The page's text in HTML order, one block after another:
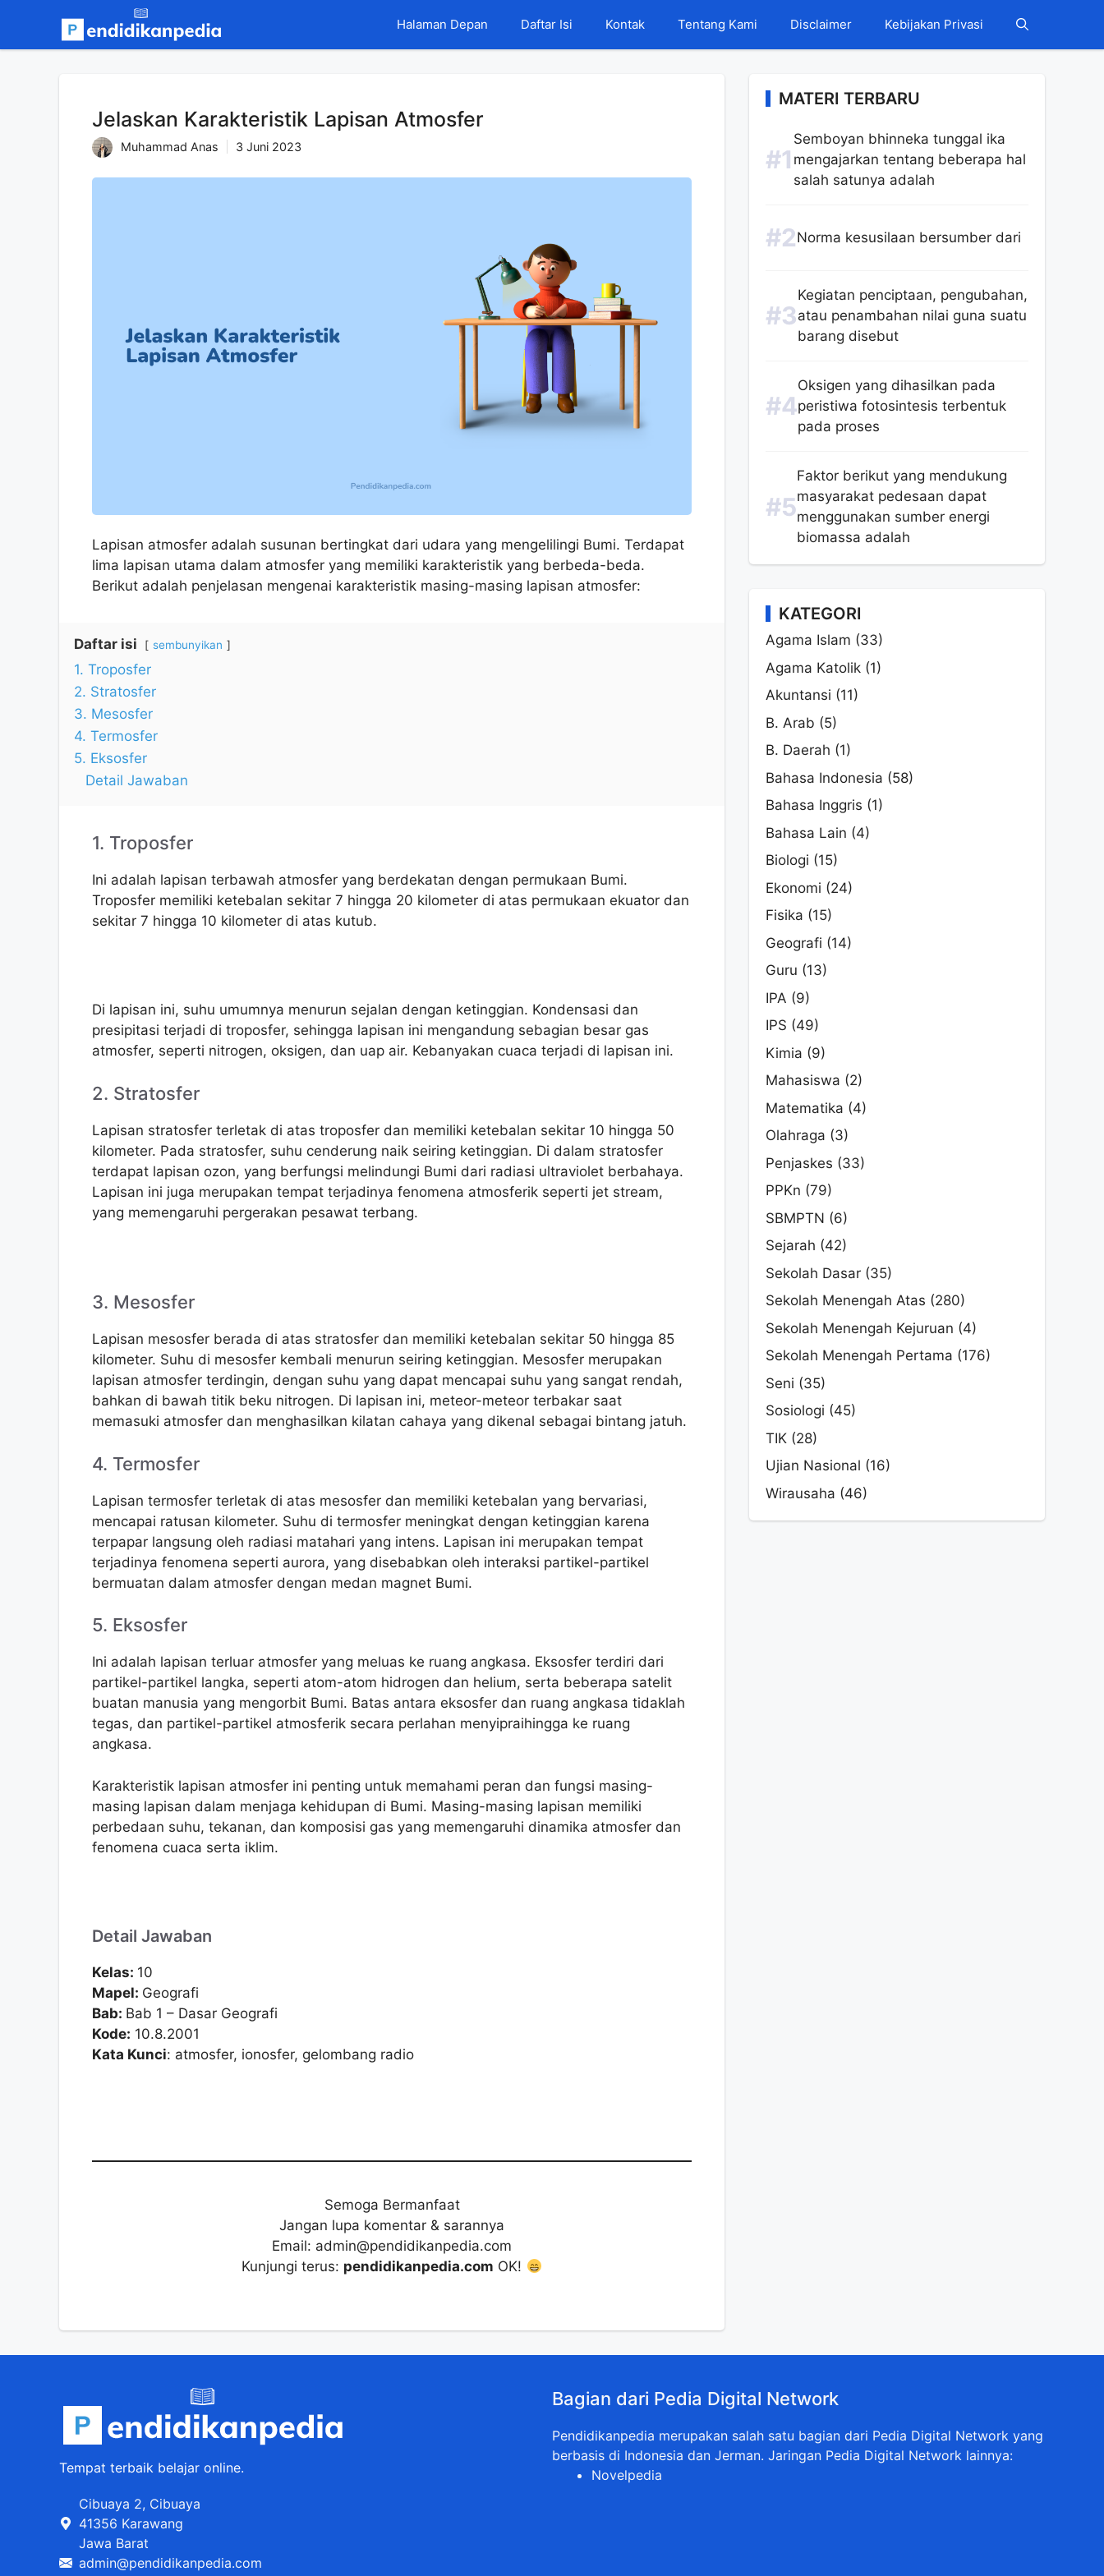
isi
Halaman Depan Daftar Isi Kontak Tentang Kami Disclaimer Kebijakan Privasi
Jelaskan Karakteristik Lapisan Atmosfer
Muhammad Anas 3 Juni 2023
Lapisan atmosfer adalah susunan bertingkat dari udara yang mengelilingi Bumi. Terdapat
lima lapisan utama dalam atmosfer yang memiliki karakteristik yang berbeda-beda.
Berikut adalah penjelasan mengenai karakteristik masing-masing lapisan atmosfer:
Daftar isi sembunyikan
1. Troposfer
2. Stratosfer
3. Mesosfer
4. Termosfer
5. Eksosfer
Detail Jawaban
1. Troposfer
Ini adalah lapisan terbawah atmosfer yang berdekatan dengan permukaan Bumi.
Troposfer memiliki ketebalan sekitar 7 hingga 20 kilometer di atas permukaan ekuator dan
sekitar 7 hingga 10 kilometer di atas kutub.
Di lapisan ini, suhu umumnya menurun sejalan dengan ketinggian. Kondensasi dan
presipitasi terjadi di troposfer, sehingga lapisan ini mengandung sebagian besar gas
atmosfer, seperti nitrogen, oksigen, dan uap air. Kebanyakan cuaca terjadi di lapisan ini.
2. Stratosfer
Lapisan stratosfer terletak di atas troposfer dan memiliki ketebalan sekitar 10 hingga 50
kilometer. Pada stratosfer, suhu cenderung naik seiring ketinggian. Di dalam stratosfer
terdapat lapisan ozon, yang berfungsi melindungi Bumi dari radiasi ultraviolet berbahaya.
Lapisan ini juga merupakan tempat terjadinya fenomena atmosferik seperti jet stream,
yang memengaruhi pergerakan pesawat terbang.
3. Mesosfer
Lapisan mesosfer berada di atas stratosfer dan memiliki ketebalan sekitar 50 hingga 85
kilometer. Suhu di mesosfer kembali menurun seiring ketinggian. Mesosfer merupakan
lapisan atmosfer terdingin, dengan suhu yang dapat mencapai suhu yang sangat rendah,
bahkan di bawah titik beku nitrogen. Di lapisan ini, meteor-meteor terbakar saat
memasuki atmosfer dan menghasilkan kilatan cahaya yang dikenal sebagai bintang jatuh.
4. Termosfer
Lapisan termosfer terletak di atas mesosfer dan memiliki ketebalan yang bervariasi,
mencapai ratusan kilometer. Suhu di termosfer meningkat dengan ketinggian karena
terpapar langsung oleh radiasi matahari yang intens. Lapisan ini merupakan tempat
terjadinya fenomena seperti aurora, yang disebabkan oleh interaksi partikel-partikel
bermuatan dalam atmosfer dengan medan magnet Bumi.
5. Eksosfer
Ini adalah lapisan terluar atmosfer yang meluas ke ruang angkasa. Eksosfer terdiri dari
partikel-partikel langka, seperti atom-atom hidrogen dan helium, serta beberapa satelit
buatan manusia yang mengorbit Bumi. Batas antara eksosfer dan ruang angkasa tidaklah
tegas, dan partikel-partikel atmosferik secara perlahan menyipraihingga ke ruang
angkasa.
Karakteristik lapisan atmosfer ini penting untuk memahami peran dan fungsi masing-
masing lapisan dalam menjaga kehidupan di Bumi. Masing-masing lapisan memiliki
perbedaan suhu, tekanan, dan komposisi gas yang memengaruhi dinamika atmosfer dan
fenomena cuaca serta iklim.
Detail Jawaban
Kelas: 10
Mapel: Geografi
Bab: Bab 1 – Dasar Geografi
Kode: 10.8.2001
Kata Kunci: atmosfer, ionosfer, gelombang radio
Semoga Bermanfaat
Jangan lupa komentar & sarannya
Email: admin@pendidikanpedia.com
Kunjungi terus: pendidikanpedia.com OK!
MATERI TERBARU
Semboyan bhinneka tunggal ika
mengajarkan tentang beberapa hal
salah satunya adalah
Norma kesusilaan bersumber dari
Kegiatan penciptaan, pengubahan,
atau penambahan nilai guna suatu
barang disebut
Oksigen yang dihasilkan pada
peristiwa fotosintesis terbentuk
pada proses
Faktor berikut yang mendukung
masyarakat pedesaan dapat
menggunakan sumber energi
biomassa adalah
KATEGORI
Agama Islam (33)
Agama Katolik (1)
Akuntansi (11)
B. Arab (5)
B. Daerah (1)
Bahasa Indonesia (58)
Bahasa Inggris (1)
Bahasa Lain (4)
Biologi (15)
Ekonomi (24)
Fisika (15)
Geografi (14)
Guru (13)
IPA (9)
IPS (49)
Kimia (9)
Mahasiswa (2)
Matematika (4)
Olahraga (3)
Penjaskes (33)
PPKn (79)
SBMPTN (6)
Sejarah (42)
Sekolah Dasar (35)
Sekolah Menengah Atas (280)
Sekolah Menengah Kejuruan (4)
Sekolah Menengah Pertama (176)
Seni (35)
Sosiologi (45)
TIK (28)
Ujian Nasional (16)
Wirausaha (46)
Tempat terbaik belajar online.
Cibuaya 2, Cibuaya
41356 Karawang
Jawa Barat
admin@pendidikanpedia.com
Bagian dari Pedia Digital Network
Pendidikanpedia merupakan salah satu bagian dari Pedia Digital Network yang
berbasis di Indonesia dan Jerman. Jaringan Pedia Digital Network lainnya:
Novelpedia